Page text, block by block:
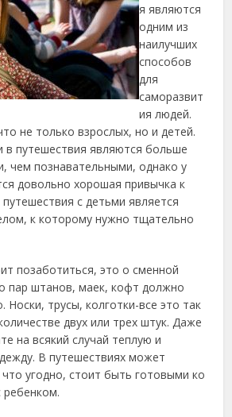
я являются
одним из
наилучших
способов
для
саморазвит
ия людей.
не только взрослых, но и детей.
в путешествия являются больше
чем познавательными, однако у
довольно хорошая привычка к
с детьми является
к которому нужно тщательно
позаботиться, это о сменной
пар штанов, маек, кофт должно
Носки, трусы, колготки-все это так
двух или трех штук. Даже
на всякий случай теплую и
В путешествиях может
угодно, стоит быть готовыми ко
ребенком.